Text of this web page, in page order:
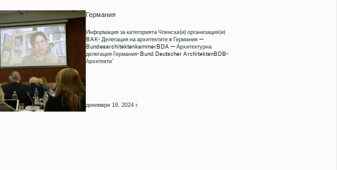
Германия
Информация за категорията Членска(и) организация(и)
BAK- Делегация на архитектите в Германия —
BundesarchitektenkammerBDA — Архитектурна
делегация Германия-Bund Deutscher ArchitektenBDB-
Архитекти“
декември 19, 2024 г.